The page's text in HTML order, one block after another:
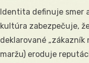
Identita definuje smer
kultúra zabezpečuje,
deklarované
maržu) eroduje